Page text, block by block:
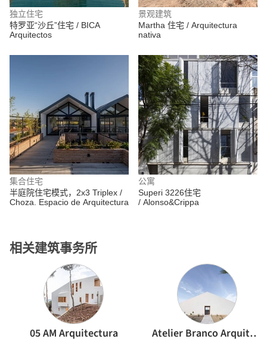
独立住宅
特罗亚“沙丘”住宅 / BICA
Arquitectos
景观建筑
Martha 住宅 / Arquitectura
nativa
集合住宅
半庭院住宅模式，2x3 Triplex /
Choza. Espacio de Arquitectura
相关建筑事务所
05 AM Arquitectura Atelier Branco Arquitetura
公寓
Superi 3226住宅
/ Alonso&Crippa